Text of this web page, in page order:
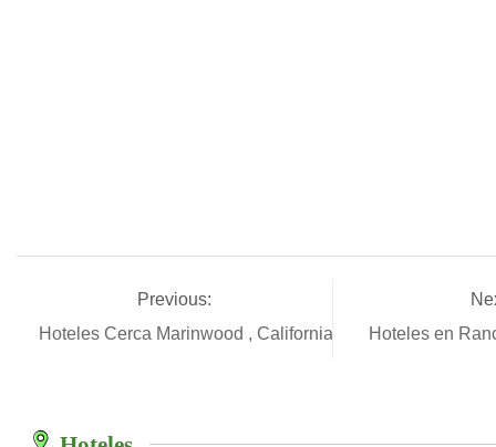
Previous:
Hoteles Cerca Marinwood , California
Hoteles en